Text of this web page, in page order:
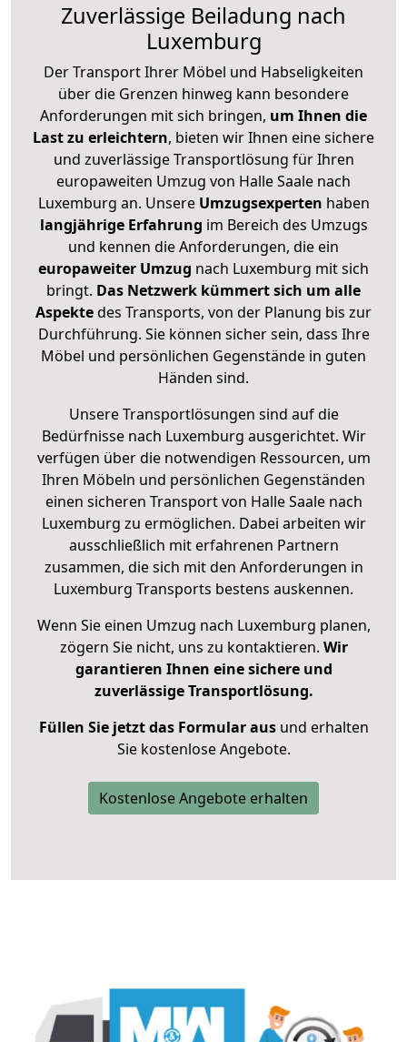
Zuverlässige Beiladung nach
Luxemburg
Der Transport Ihrer Möbel und Habseligkeiten
über die Grenzen hinweg kann besondere
Anforderungen mit sich bringen, um Ihnen die
Last zu erleichtern, bieten wir Ihnen eine sichere
und zuverlässige Transportlösung für Ihren
europaweiten Umzug von Halle Saale nach
Luxemburg an. Unsere Umzugsexperten haben
langjährige Erfahrung im Bereich des Umzugs
und kennen die Anforderungen, die ein
europaweiter Umzug nach Luxemburg mit sich
bringt. Das Netzwerk kümmert sich um alle
Aspektedes Transports, von der Planung bis zur
Durchführung. Sie können sicher sein, dass Ihre
Möbel und persönlichen Gegenstände in guten
Händen sind.
Unsere Transportlösungen sind auf die
Bedürfnisse nach Luxemburg ausgerichtet. Wir
verfügen über die notwendigen Ressourcen, um
Ihren Möbeln und persönlichen Gegenständen
einen sicheren Transport von Halle Saale nach
Luxemburg zu ermöglichen. Dabei arbeiten wir
ausschließlich mit erfahrenen Partnern
zusammen, die sich mit den Anforderungen in
Luxemburg Transports bestens auskennen.
Wenn Sie einen Umzug nach Luxemburg planen,
zögern Sie nicht, uns zu kontaktieren. Wir
garantieren Ihnen eine sichere und
zuverlässige Transportlösung.
Füllen Sie jetzt das Formular ausund erhalten
Sie kostenlose Angebote.
Kostenlose Angebote erhalten